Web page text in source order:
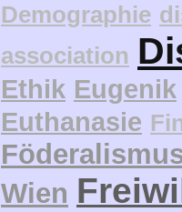
Demographie
association
Ethik Eugenik
Euthanasie
Wien